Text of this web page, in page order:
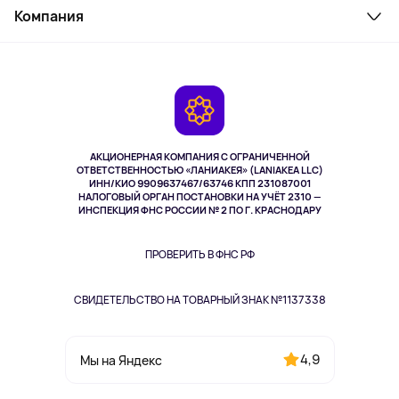
АКЦИОНЕРНАЯ КОМПАНИЯ С ОГРАНИЧЕННОЙ
ОТВЕТСТВЕННОСТЬЮ «ЛАНИАКЕЯ» (LANIAKEA LLC)
ИНН/КИО 9909637467/63746 КПП 231087001
НАЛОГОВЫЙ ОРГАН ПОСТАНОВКИ НА УЧЁТ 2310 —
ИНСПЕКЦИЯ ФНС РОССИИ № 2 ПО Г. КРАСНОДАРУ
ПРОВЕРИТЬ В ФНС РФ
СВИДЕТЕЛЬСТВО НА ТОВАРНЫЙ ЗНАК №1137338
Мы на Яндекс 4,9
Косметика и уход
Здоровье питомцев
Одежда и аксессуары
Как заказать
Компания